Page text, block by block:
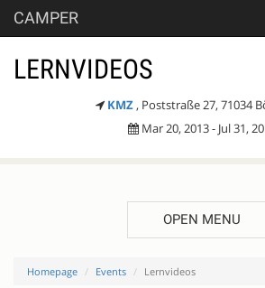
CAMPER
LERNVIDEOS
KMZ , Poststraße 27, 71034
Mar 20, 2013 - Jul 31,
OPEN MENU
Homepage Events Lernvideos